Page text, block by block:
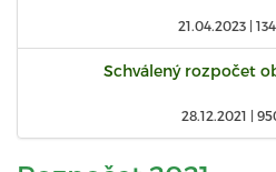
21.04.2023 |
Schválený rozpočet
28.12.2021 |